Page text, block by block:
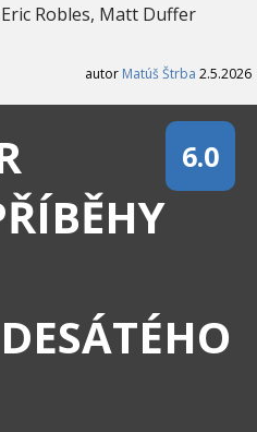
Robles, Matt Duffer
autor Matúš Štrba 2.5.2026
6.0